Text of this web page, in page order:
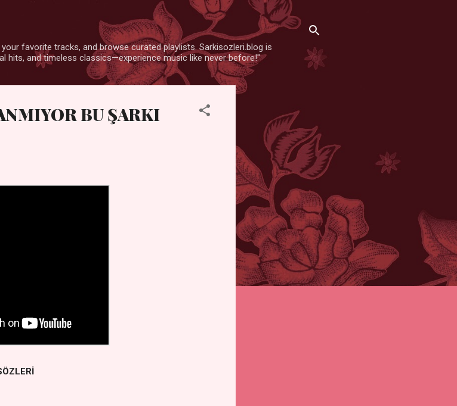
favorite tracks, and browse curated playlists. Sarkisozleri.blog is
hits, and timeless classics—experience music like never before!"
BU ŞARKI